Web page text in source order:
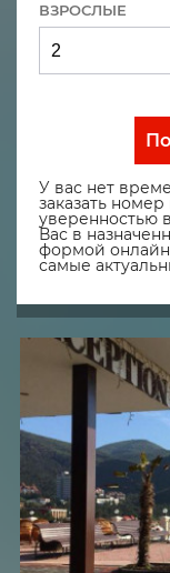
ВЗРОСЛЫЕ
У вас нет
заказать
уверенностью
Вас в
формой
самые